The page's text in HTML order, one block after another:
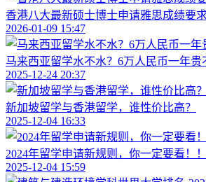
香港八大最新硕士博士申请雅思成绩要求
2026-01-09 15:47
马来西亚留学水不水？6万人民币一年贵
2025-12-24 20:37
新加坡留学与香港留学，谁性价比高？
2025-12-04 16:33
2024年留学申请新规则，你一定要看！！
2025-12-04 15:59